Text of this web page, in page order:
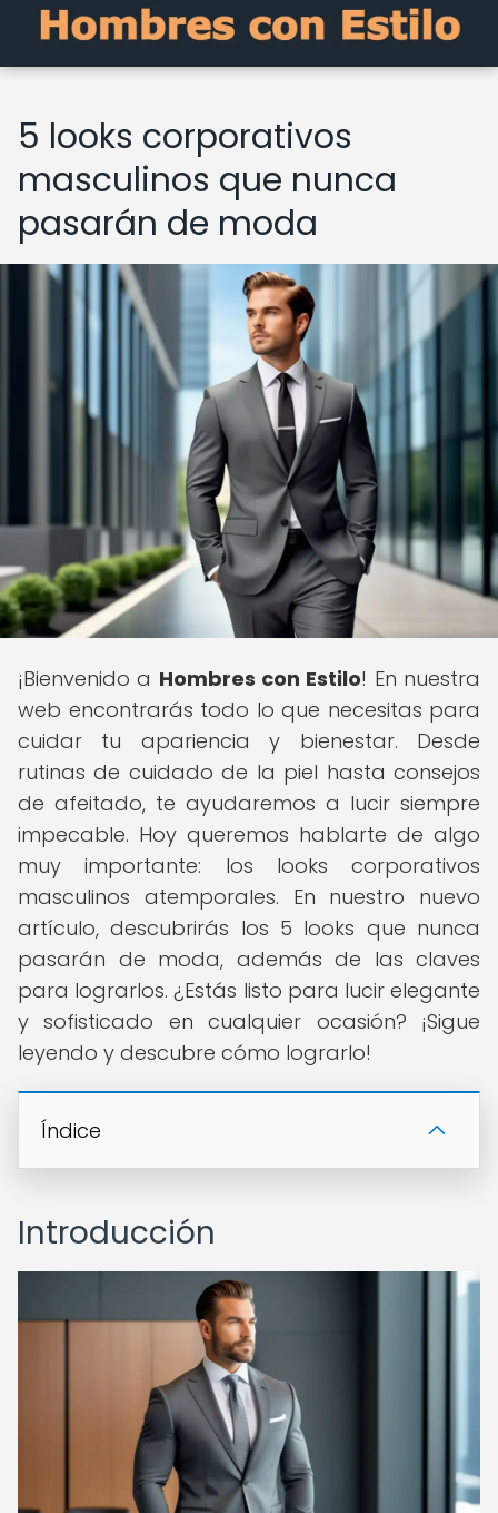
5 looks corporativos
masculinos que nunca
pasarán de moda
¡Bienvenido a Hombres con Estilo! En nuestra
web encontrarás todo lo que necesitas para
cuidar tu apariencia y bienestar. Desde
rutinas de cuidado de la piel hasta consejos
de afeitado, te ayudaremos a lucir siempre
impecable. Hoy queremos hablarte de algo
muy importante: los looks corporativos
masculinos atemporales. En nuestro nuevo
artículo, descubrirás los 5 looks que nunca
pasarán de moda, además de las claves
para lograrlos. ¿Estás listo para lucir elegante
y sofisticado en cualquier ocasión? ¡Sigue
leyendo y descubre cómo lograrlo!
Índice
Introducción